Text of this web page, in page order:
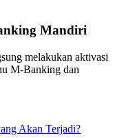
Mandiri
melakukan aktivasi
M-Banking dan
Akan Terjadi?